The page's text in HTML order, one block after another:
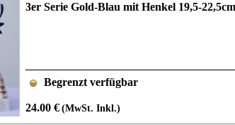
3er Serie Gold-Blau mit Henkel 19,5-
Begrenzt verfügbar
24.00 € (MwSt. Inkl.)